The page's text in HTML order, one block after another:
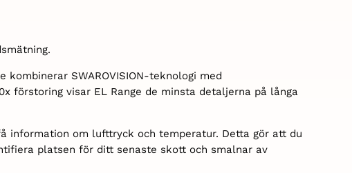
SWAROVISION-teknologi med
förstoring visar EL Range de minsta detaljerna på långa
information om lufttryck och temperatur. Detta gör att du
platsen för ditt senaste skott och smalnar av